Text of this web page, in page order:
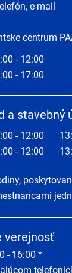
e-mail
centrum
- 12:00
- 17:00
a stavebný
- 12:00
- 12:00
verejnosť
16:00 *